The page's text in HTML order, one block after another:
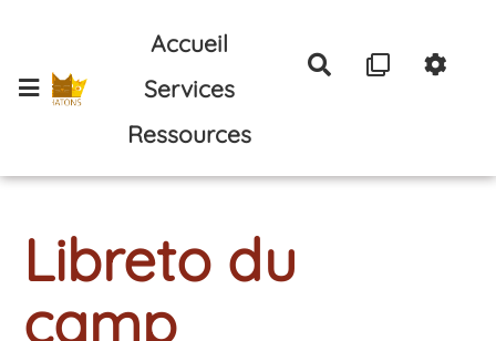
Aller au contenu principal
Accueil
Services
Ressources
Rechercher
Libreto du
camp